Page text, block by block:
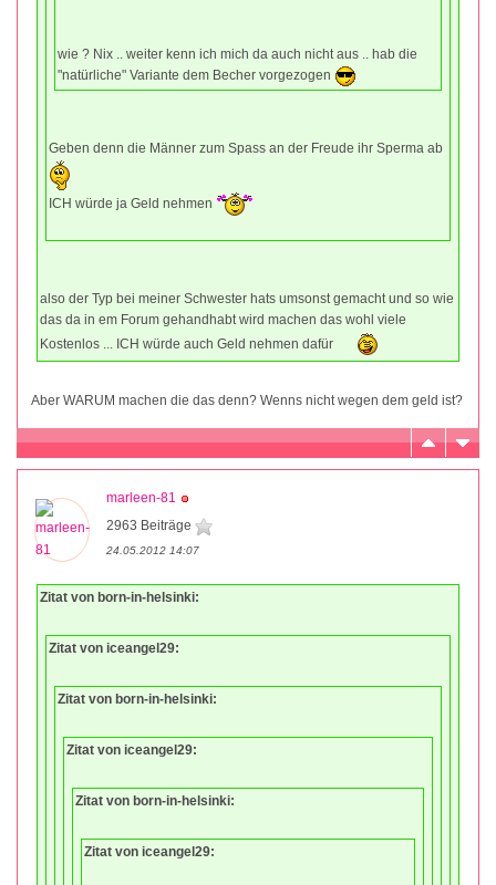
wie ? Nix .. weiter kenn ich mich da auch nicht aus .. hab die
"natürliche" Variante dem Becher vorgezogen
Geben denn die Männer zum Spass an der Freude ihr Sperma ab
ICH würde ja Geld nehmen
also der Typ bei meiner Schwester hats umsonst gemacht und so wie
das da in em Forum gehandhabt wird machen das wohl viele
Kostenlos ... ICH würde auch Geld nehmen dafür
Aber WARUM machen die das denn? Wenns nicht wegen dem geld ist?
marleen-81
2963 Beiträge
24.05.2012 14:07
Zitat von born-in-helsinki:
Zitat von iceangel29:
Zitat von born-in-helsinki:
Zitat von iceangel29:
Zitat von born-in-helsinki:
Zitat von iceangel29: